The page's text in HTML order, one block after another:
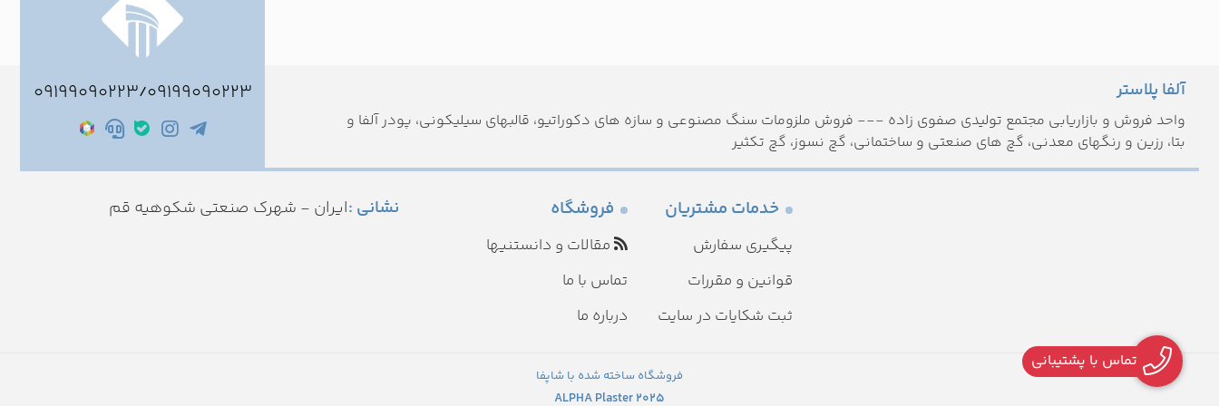
آلفا پلاستر
واحد فروش و بازاریابی مجتمع تولیدی صفوی زاده --- فروش ملزومات سنگ مصنوعی و سازه های دکوراتیو، قالبهای سیلیکونی، پودر آلفا و
بتا، رزین و رنگهای معدنی، گچ های صنعتی و ساختمانی، گچ نسوز، گچ تکثیر
۰۹۱۹۹۰۹۰۲۲۳/
09199090223
خدمات مشتریان
پیگیری سفارش
قوانین و مقررات
ثبت شکایات در سایت
فروشگاه
مقالات و دانستنیها
تماس با ما
درباره ما
نشانی :ایران - شهرک صنعتی شکوهیه قم
فروشگاه ساخته شده با شاپفا
2025 ALPHA Plaster
تماس با پشتیبانی